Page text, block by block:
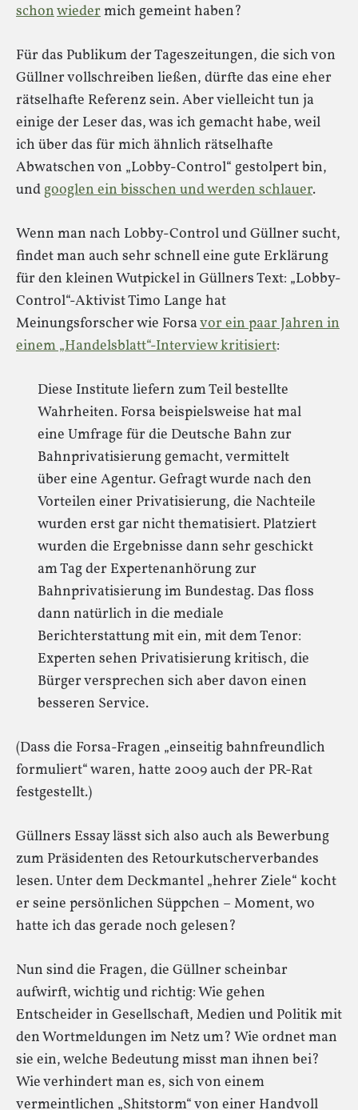
schonwiedermich gemeint haben?
Für das Publikum der Tageszeitungen, die sich von
Güllner vollschreiben ließen, dürfte das eine eher
rätselhafte Referenz sein. Aber vielleicht tun ja
einige der Leser das, was ich gemacht habe, weil
ich über das für mich ähnlich rätselhafte
Abwatschen von „Lobby-Control“ gestolpert bin,
undgooglen ein bisschen und werden schlauer.
Wenn man nach Lobby-Control und Güllner sucht,
findet man auch sehr schnell eine gute Erklärung
für den kleinen Wutpickel in Güllners Text: „Lobby-
Control“-Aktivist Timo Lange hat
Meinungsforscher wie Forsavor ein paar Jahren in
einem „Handelsblatt“-Interview kritisiert:
Diese Institute liefern zum Teil bestellte
Wahrheiten. Forsa beispielsweise hat mal
eine Umfrage für die Deutsche Bahn zur
Bahnprivatisierung gemacht, vermittelt
über eine Agentur. Gefragt wurde nach den
Vorteilen einer Privatisierung, die Nachteile
wurden erst gar nicht thematisiert. Platziert
wurden die Ergebnisse dann sehr geschickt
am Tag der Expertenanhörung zur
Bahnprivatisierung im Bundestag. Das floss
dann natürlich in die mediale
Berichterstattung mit ein, mit dem Tenor:
Experten sehen Privatisierung kritisch, die
Bürger versprechen sich aber davon einen
besseren Service.
(Dass die Forsa-Fragen „einseitig bahnfreundlich
formuliert“ waren, hatte 2009 auch der PR-Rat
festgestellt.)
Güllners Essay lässt sich also auch als Bewerbung
zum Präsidenten des Retourkutscherverbandes
lesen. Unter dem Deckmantel „hehrer Ziele“ kocht
er seine persönlichen Süppchen – Moment, wo
hatte ich das gerade noch gelesen?
Nun sind die Fragen, die Güllner scheinbar
aufwirft, wichtig und richtig: Wie gehen
Entscheider in Gesellschaft, Medien und Politik mit
den Wortmeldungen im Netz um? Wie ordnet man
sie ein, welche Bedeutung misst man ihnen bei?
Wie verhindert man es, sich von einem
vermeintlichen „Shitstorm“ von einer Handvoll